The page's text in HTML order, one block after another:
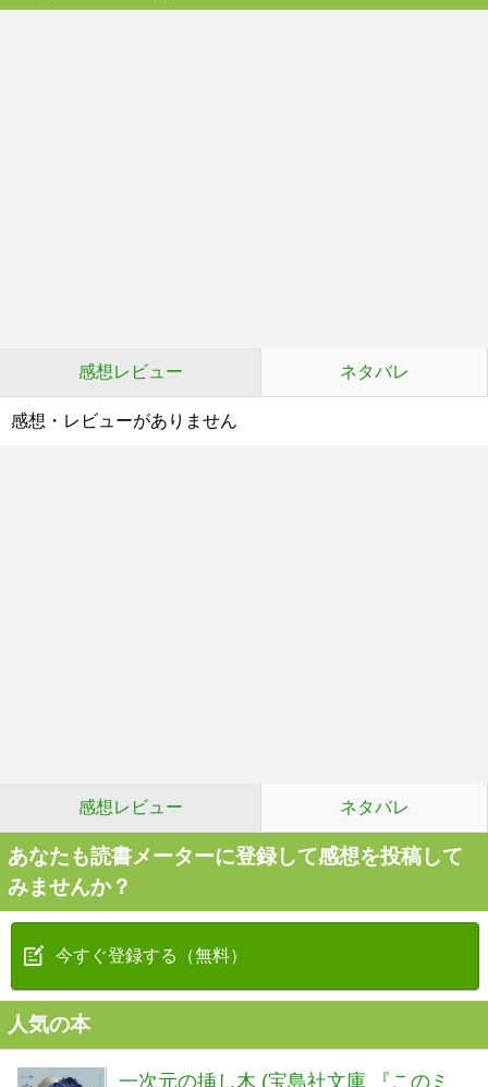
感想レビュー ネタバレ
感想・レビューがありません
感想レビュー ネタバレ
あなたも読書メーターに登録して感想を投稿して
みませんか？
今すぐ登録する（無料）
人気の本
一次元の挿し木 (宝島社文庫 『このミ